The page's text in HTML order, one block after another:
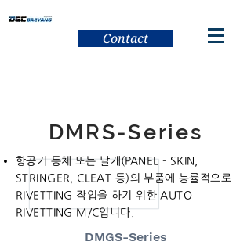
Contact
DMRS-Series
항공기 동체 또는 날개(PANEL - SKIN,
STRINGER, CLEAT 등)의 부품에 능률적으로
RIVETTING 작업을 하기 위한 AUTO
RIVETTING M/C입니다.
DMGS-Series